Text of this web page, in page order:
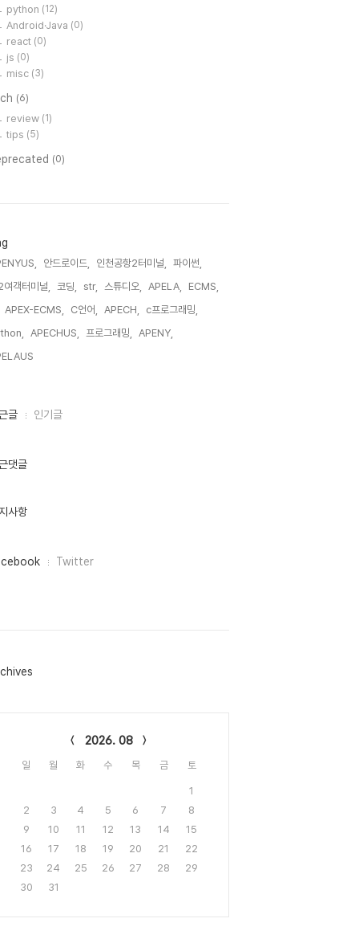
python (12)
Android·Java (0)
react (0)
js (0)
misc (3)
(6)
review (1)
tips (5)
(0)
안드로이드, 인천공항2터미널,
파이썬,
여객터미널,
코딩, str, 스튜디오, APELA,
ECMS,
APEX-ECMS, C언어, APECH,
c프로그래밍,
APECHUS, 프로그래밍,
APENY,
글 인기글
댓글
사항
Twitter
2026. 08
일 월 화 수 목 금 토
1
2
3 4 5 6 7
8
9
10 11 12 13 14
15
16
17 18 19 20 21
22
23
24 25 26 27 28
29
30
31